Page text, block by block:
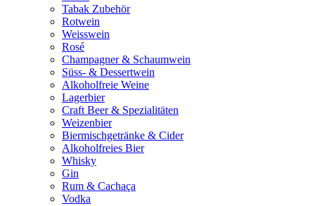
Tabak Zubehör
Rotwein
Weisswein
Rosé
Champagner & Schaumwein
Süss- & Dessertwein
Alkoholfreie Weine
Lagerbier
Craft Beer & Spezialitäten
Weizenbier
Biermischgetränke & Cider
Alkoholfreies Bier
Whisky
Gin
Rum & Cachaça
Vodka